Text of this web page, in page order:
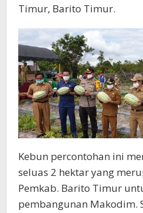
Timur, Barito Timur.
Kebun percontohan ini
seluas 2 hektar yang
Pemkab. Barito Timur
pembangunan Makodim.